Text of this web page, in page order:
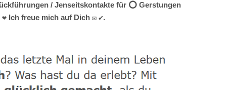
/ Jenseitskontakte für ⭕ Gerstungen
Ich freue mich auf Dich ✉ ✔.